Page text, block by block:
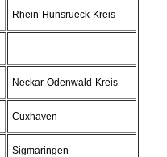
Rhein-Hunsrueck-Kreis
Neckar-Odenwald-Kreis
Cuxhaven
Sigmaringen